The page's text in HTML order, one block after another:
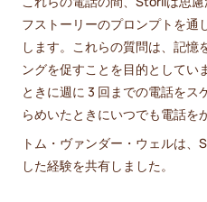
フストーリーのプロンプトを通
します。これらの質問は、記憶
ングを促すことを目的としてい
ときに週に 3 回までの電話をス
らめいたときにいつでも電話を
トム・ヴァンダー・ウェルは
した経験を共有しました。